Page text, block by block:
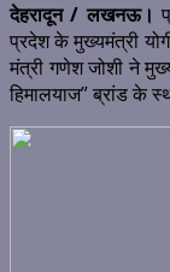
देहरादून / लखनऊ।
प्रदेश के मुख्यमंत्री
मंत्री गणेश जोशी ने
हिमालयाज” ब्रांड के